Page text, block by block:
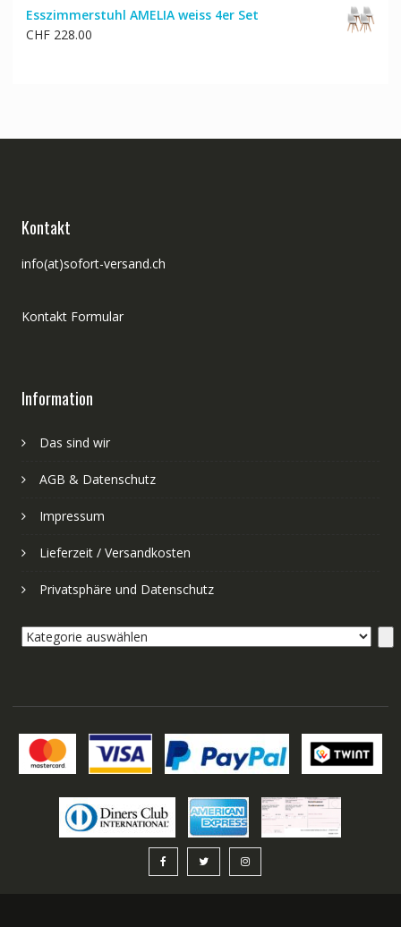
Esszimmerstuhl AMELIA weiss 4er Set
CHF228.00
Kontakt
info(at)sofort-versand.ch
Kontakt Formular
Information
Das sind wir
AGB & Datenschutz
Impressum
Lieferzeit / Versandkosten
Privatsphäre und Datenschutz
Kategorie